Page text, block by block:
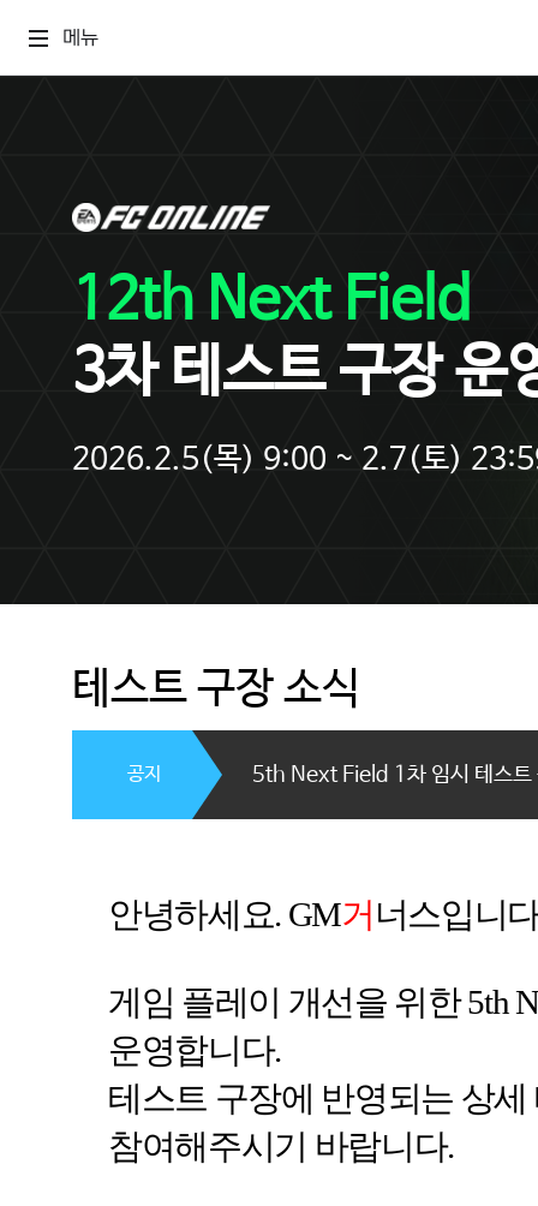
메뉴
12th Next Field
3차 테스트 구장 운
2026.2.5(목) 9:00 ~ 2.7(토)
테스트 구장 소식
5th Next Field 1차 임시 테스트
공지
안녕하세요. GM거 너스입니
게임 플레이 개선을 위한5th
운영합니다.
테스트 구장에 반영되는 상
참여해주시기 바랍니다.